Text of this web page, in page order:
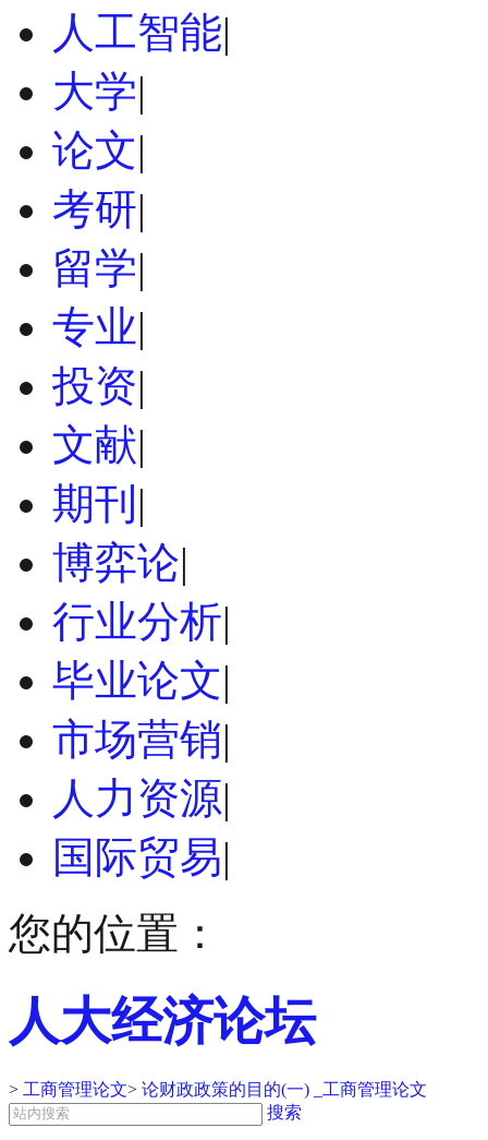
人工智能|
大学|
论文|
考研|
留学|
专业|
投资|
文献|
期刊 |
博弈论|
行业分析|
毕业论文|
市场营销|
人力资源|
国际贸易|
您的位置：
人大经济论坛
> 工商管理论文> 论财政政策的目的(一) _工商管理论文
搜索